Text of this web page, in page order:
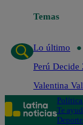
Temas
Lo último
Lo último
Perú Decide
Valentina
Política
Te